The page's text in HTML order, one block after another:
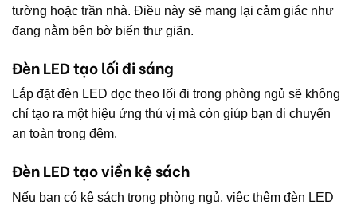
tường hoặc trần nhà. Điều này sẽ mang lại cảm giác như
đang nằm bên bờ biển thư giãn.
Đèn LED tạo lối đi sáng
Lắp đặt đèn LED dọc theo lối đi trong phòng ngủ sẽ không
chỉ tạo ra một hiệu ứng thú vị mà còn giúp bạn di chuyển
an toàn trong đêm.
Đèn LED tạo viền kệ sách
Nếu bạn có kệ sách trong phòng ngủ, việc thêm đèn LED